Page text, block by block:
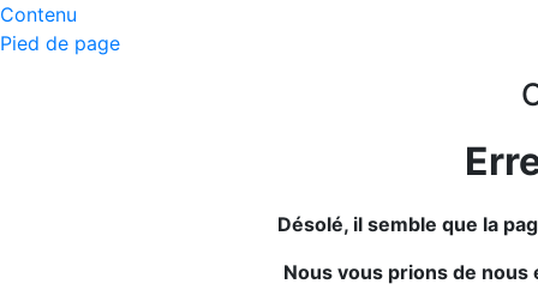
Contenu
Pied de page
Désolé, il semble que la
Nous vous prions de